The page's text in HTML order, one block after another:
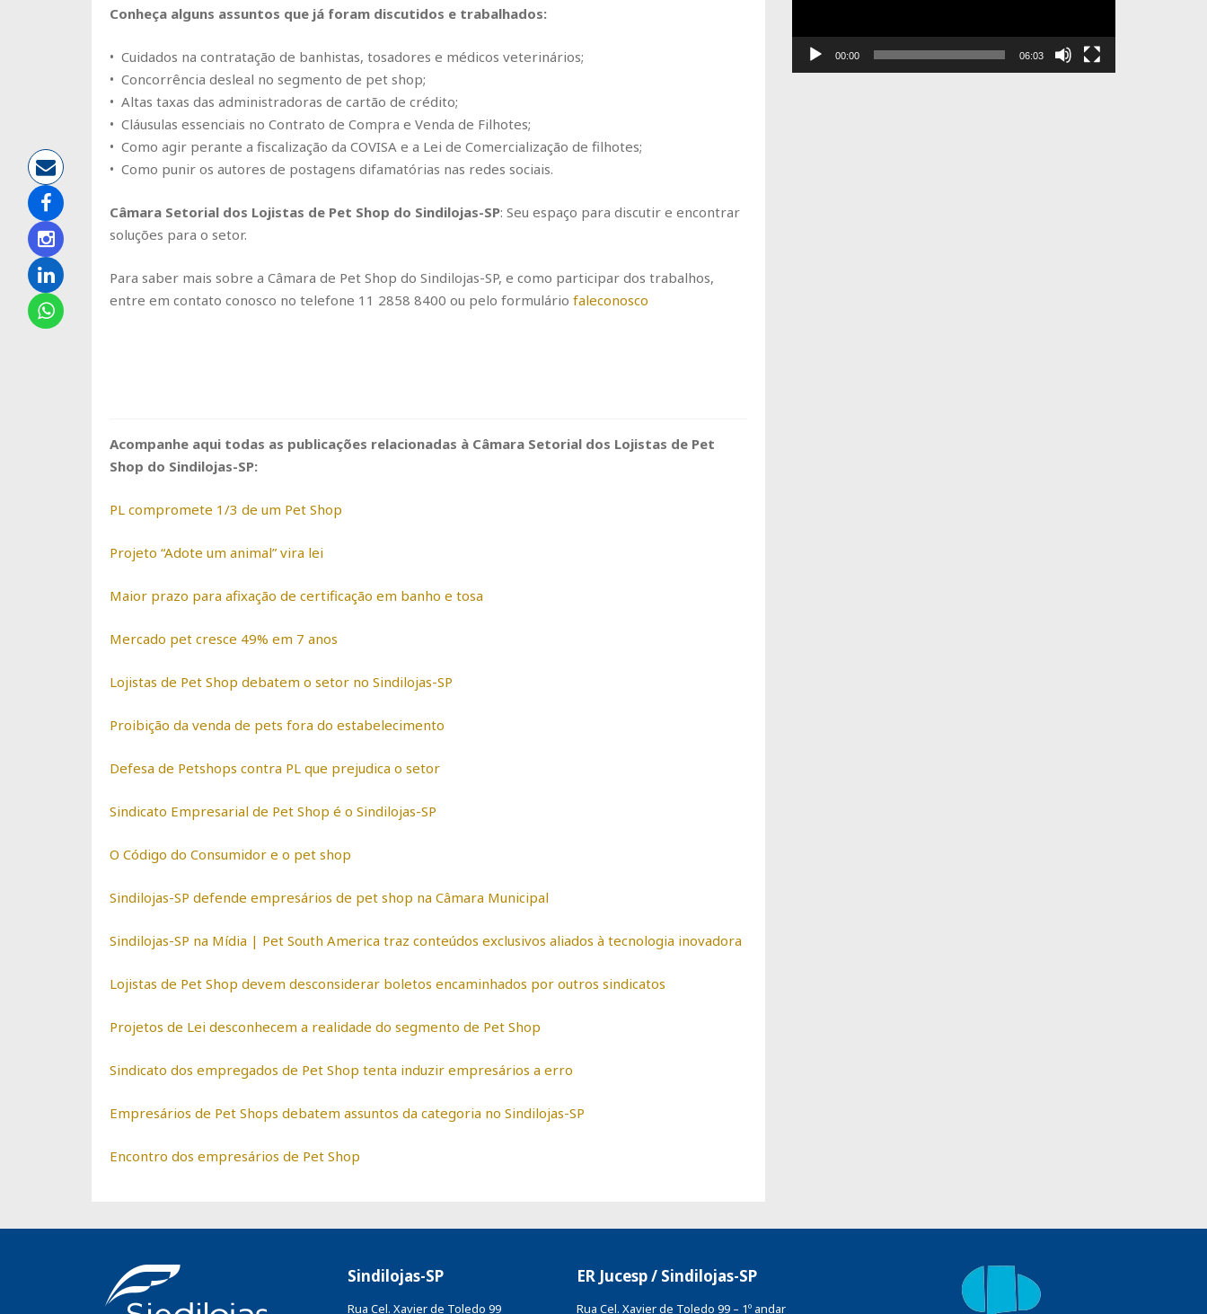
Conheça alguns assuntos que já foram discutidos e trabalhados:
• Cuidados na contratação de banhistas, tosadores e médicos veterinários;
• Concorrência desleal no segmento de pet shop;
• Altas taxas das administradoras de cartão de crédito;
• Cláusulas essenciais no Contrato de Compra e Venda de Filhotes;
• Como agir perante a fiscalização da COVISA e a Lei de Comercialização de filhotes;
• Como punir os autores de postagens difamatórias nas redes sociais.
Câmara Setorial dos Lojistas de Pet Shop do Sindilojas-SP: Seu espaço para discutir e encontrar
soluções para o setor.
Para saber mais sobre a Câmara de Pet Shop do Sindilojas-SP, e como participar dos trabalhos,
entre em contato conosco no telefone 11 2858 8400 ou pelo formulário faleconosco
Acompanhe aqui todas as publicações relacionadas à Câmara Setorial dos Lojistas de Pet
Shop do Sindilojas-SP:
PL compromete 1/3 de um Pet Shop
Projeto “Adote um animal” vira lei
Maior prazo para afixação de certificação em banho e tosa
Mercado pet cresce 49% em 7 anos
Lojistas de Pet Shop debatem o setor no Sindilojas-SP
Proibição da venda de pets fora do estabelecimento
Defesa de Petshops contra PL que prejudica o setor
Sindicato Empresarial de Pet Shop é o Sindilojas-SP
O Código do Consumidor e o pet shop
Sindilojas-SP defende empresários de pet shop na Câmara Municipal
Sindilojas-SP na Mídia | Pet South America traz conteúdos exclusivos aliados à tecnologia inovadora
Lojistas de Pet Shop devem desconsiderar boletos encaminhados por outros sindicatos
Projetos de Lei desconhecem a realidade do segmento de Pet Shop
Sindicato dos empregados de Pet Shop tenta induzir empresários a erro
Empresários de Pet Shops debatem assuntos da categoria no Sindilojas-SP
Encontro dos empresários de Pet Shop
00:00 06:03
Sindilojas-SP
Rua Cel. Xavier de Toledo 99
ER Jucesp / Sindilojas-SP
Rua Cel. Xavier de Toledo 99 – 1º andar